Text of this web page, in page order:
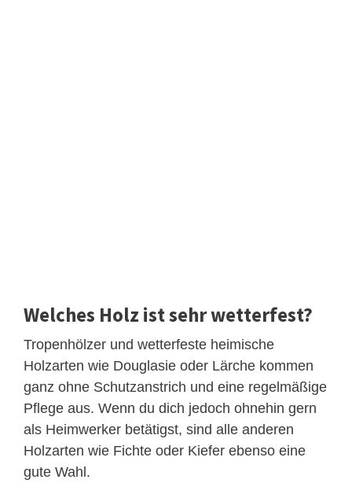
Welches Holz ist sehr wetterfest?
Tropenhölzer und wetterfeste heimische
Holzarten wie Douglasie oder Lärche kommen
ganz ohne Schutzanstrich und eine regelmäßige
Pflege aus. Wenn du dich jedoch ohnehin gern
als Heimwerker betätigst, sind alle anderen
Holzarten wie Fichte oder Kiefer ebenso eine
gute Wahl.